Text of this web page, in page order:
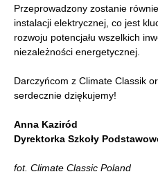
Przeprowadzony zostanie
instalacji elektrycznej, co jest
rozwoju potencjału wszelkich
niezależności energetycznej.
Darczyńcom z Climate Classik
serdecznie dziękujemy!
Anna Kaziród
Dyrektorka Szkoły
fot. Climate Classic Poland